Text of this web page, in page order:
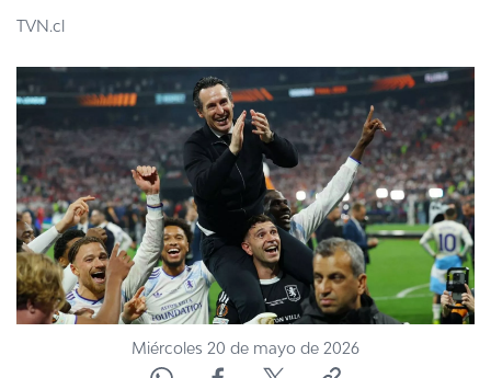
PROGRAMAS
TELESERIES
NTV
ACTUALIDAD Y TENDENCIAS
CORPORATIVO Y TRANSPARENCIA
CANAL DE DENUNCIAS
ÁREA DE PROYECTOS
TVN.cl
Miércoles 20 de mayo de 2026